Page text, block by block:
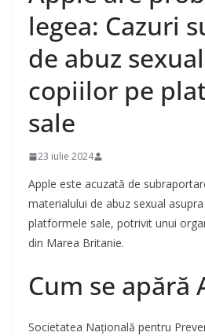
legea: Cazuri
de abuz
copiilor pe
sale
23 iulie 2024
Apple este acuzată de
materialului de abuz sexual
platformele sale, potrivit unui
din Marea Britanie.
Cum se apără
Societatea Națională pentru